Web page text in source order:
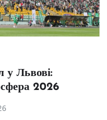
у Львові:
2026